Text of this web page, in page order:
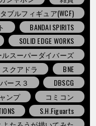
ブルフィギュア(WCF)
BANDAI SPIRITS
SOLID EDGE WORKS
ルスーパーダイバーズ
クアドラ
BNE
ース３
DBSCG
ンプ
コミコン
S.H.Figuarts